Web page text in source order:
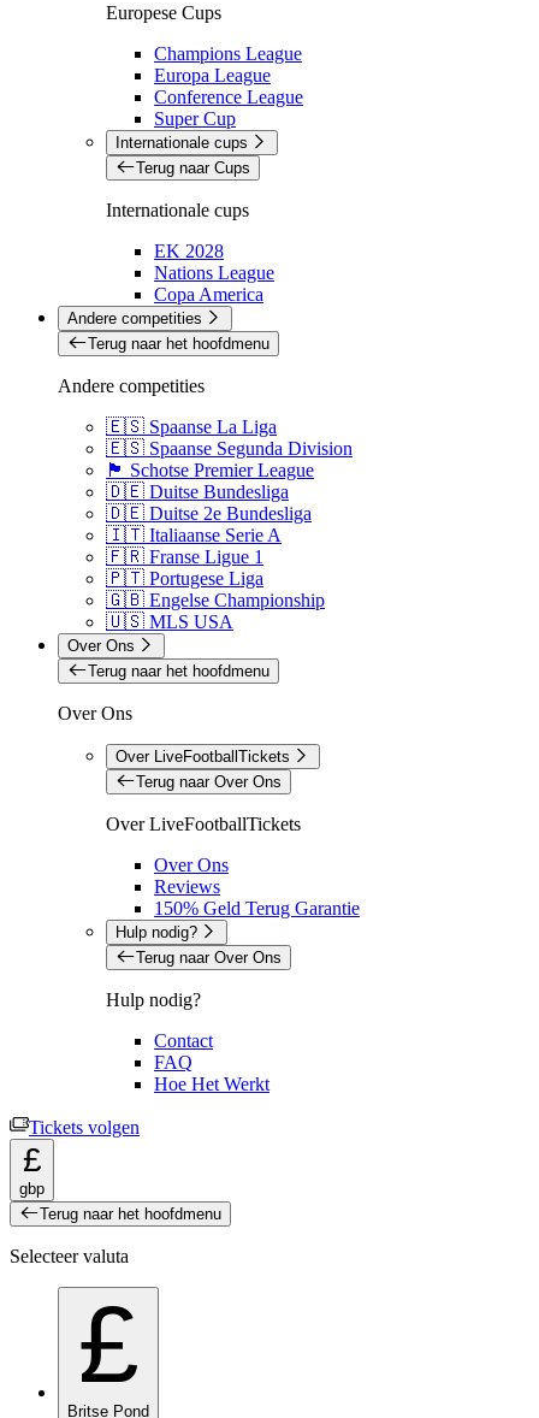
Europese Cups
Champions League
Europa League
Conference League
Super Cup
Internationale cups
Terug naar Cups
Internationale cups
EK 2028
Nations League
Copa America
Andere competities
Terug naar het hoofdmenu
Andere competities
🇪🇸 Spaanse La Liga
🇪🇸 Spaanse Segunda Division
🏴󠁧󠁢󠁳󠁣󠁴󠁿 Schotse Premier League
🇩🇪 Duitse Bundesliga
🇩🇪 Duitse 2e Bundesliga
🇮🇹 Italiaanse Serie A
🇫🇷 Franse Ligue 1
🇵🇹 Portugese Liga
🇬🇧 Engelse Championship
🇺🇸 MLS USA
Over Ons
Terug naar het hoofdmenu
Over Ons
Over LiveFootballTickets
Terug naar Over Ons
Over LiveFootballTickets
Over Ons
Reviews
150% Geld Terug Garantie
Hulp nodig?
Terug naar Over Ons
Hulp nodig?
Contact
FAQ
Hoe Het Werkt
Tickets volgen
£
gbp
Terug naar het hoofdmenu
Selecteer valuta
£
Britse Pond